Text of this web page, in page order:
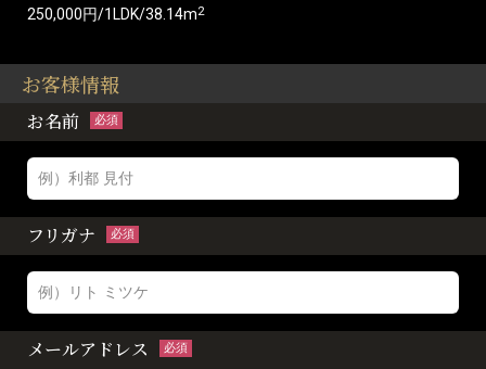
250,000円/1LDK/38.14m2
お客様情報
お名前 必須
フリガナ 必須
メールアドレス 必須